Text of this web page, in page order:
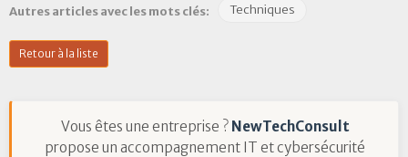
Autres articles avec les mots clés: Techniques
Retour à la liste
Vous êtes une entreprise ? NewTechConsult
propose un accompagnement IT et cybersécurité